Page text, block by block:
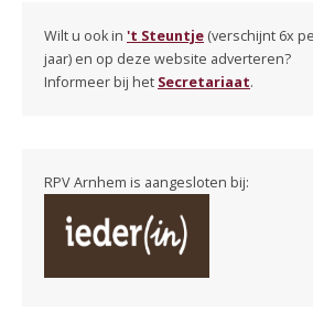
Wilt u ook in 't Steuntje (verschijnt 6x
jaar) en op deze website adverteren?
Informeer bij het Secretariaat.
RPV Arnhem is aangesloten bij: